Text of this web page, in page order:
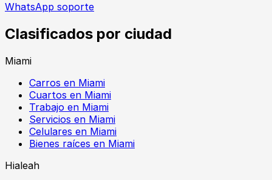
WhatsApp soporte
Clasificados por ciudad
Miami
Carros en Miami
Cuartos en Miami
Trabajo en Miami
Servicios en Miami
Celulares en Miami
Bienes raíces en Miami
Hialeah